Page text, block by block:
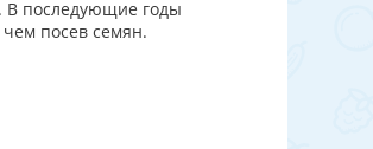
В последующие годы
посев семян.